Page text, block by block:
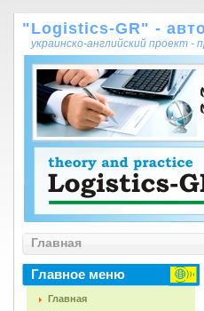
"Logistics-GR" -
украинско-английский проект
Главная
Главное меню
Главная